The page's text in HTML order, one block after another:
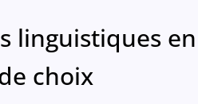
linguistiques
choix